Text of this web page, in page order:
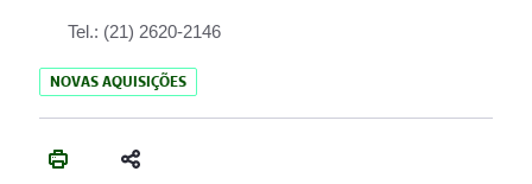
Tel.: (21) 2620-2146
NOVAS AQUISIÇÕES